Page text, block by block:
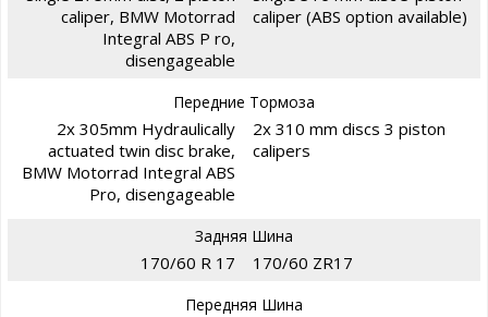
caliper, BMW Motorrad
Integral ABS P ro,
disengageable
caliper (ABS option available)
Передние Тормоза
2x 305mm Hydraulically
actuated twin disc brake,
BMW Motorrad Integral ABS
Pro, disengageable
2x 310 mm discs 3 piston
calipers
Задняя Шина
170/60 R 17 170/60 ZR17
Передняя Шина